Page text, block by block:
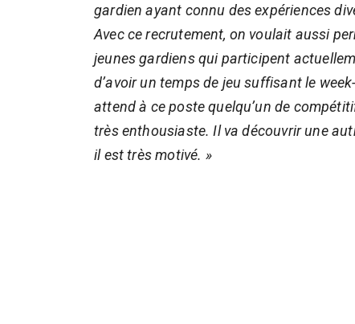
gardien ayant connu des expériences
Avec ce recrutement, on voulait aussi
jeunes gardiens qui participent
d’avoir un temps de jeu suffisant le
attend à ce poste quelqu’un de
très enthousiaste. Il va découvrir une
il est très motivé. »